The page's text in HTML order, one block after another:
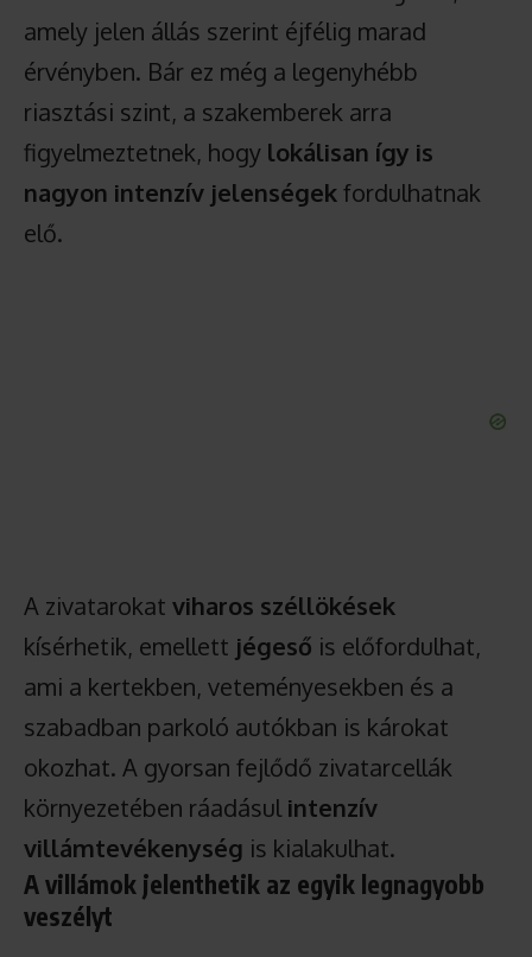
amely jelen állás szerint éjfélig marad
érvényben. Bár ez még a legenyhébb
riasztási szint, a szakemberek arra
figyelmeztetnek, hogy lokálisan így is
nagyon intenzív jelenségekfordulhatnak
elő.
A zivatarokat viharos széllökések
kísérhetik, emellett jégeső is előfordulhat,
ami a kertekben, veteményesekben és a
szabadban parkoló autókban is károkat
okozhat. A gyorsan fejlődő zivatarcellák
környezetében ráadásul intenzív
villámtevékenység is kialakulhat.
A villámok jelenthetik az egyik legnagyobb
veszélyt